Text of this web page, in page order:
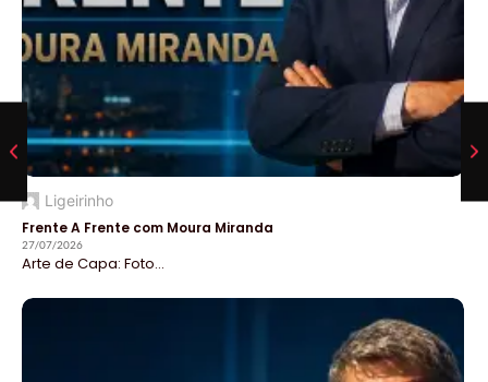
Ligeirinho
Frente A Frente com Moura Miranda
27/07/2026
Arte de Capa: Foto...